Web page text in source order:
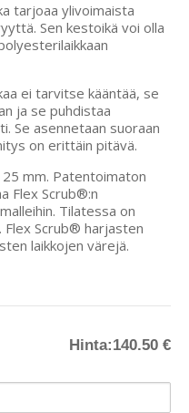
tarjoaa ylivoimaista
Sen kestoikä voi olla
ei tarvitse kääntää, se
ja se puhdistaa
Se asennetaan suoraan
on erittäin pitävä.
mm. Patentoimaton
Flex Scrub®:n
Tilatessa on
Scrub® harjasten
laikkojen värejä.
Hinta:140.50 €